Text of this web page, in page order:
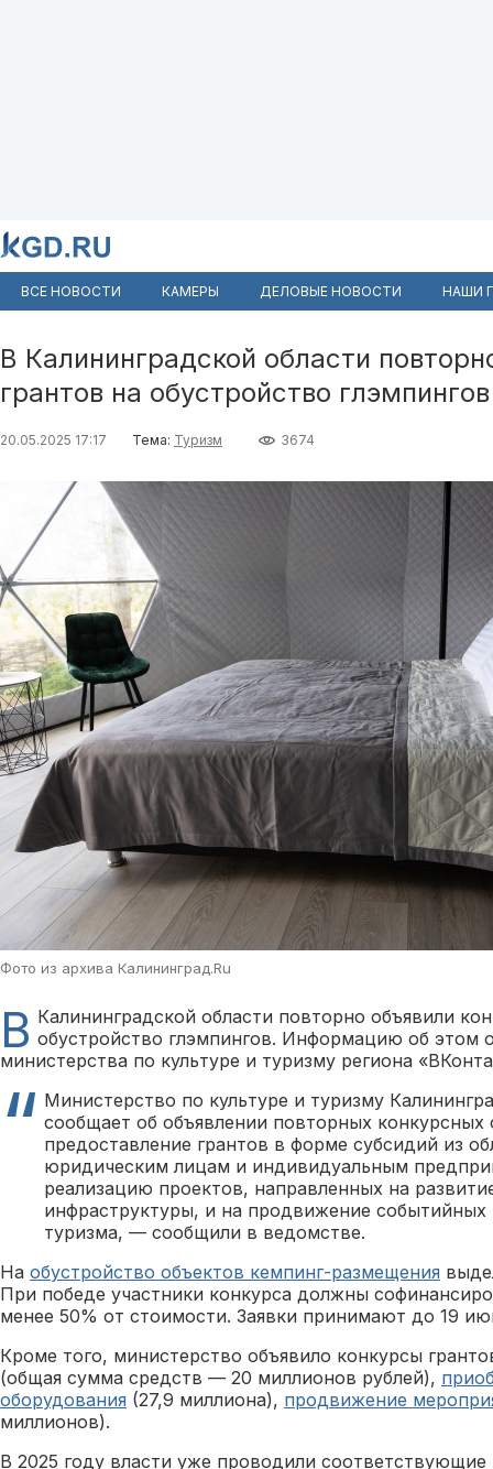
ВСЕ НОВОСТИ КАМЕРЫ ДЕЛОВЫЕ НОВОСТИ НАШИ
В Калининградской области
грантов на обустройство глэмпингов
20.05.2025 17:17 Тема: Туризм 3674
Фото из архива Калининград.Ru
В Калининградской области повторно объявили
обустройство глэмпингов. Информацию об этом
министерства по культуре и туризму региона
Министерство по культуре и туризму
сообщает об объявлении повторных конкурсных
предоставление грантов в форме субсидий из
юридическим лицам и индивидуальным
реализацию проектов, направленных на
инфраструктуры, и на продвижение
туризма, — сообщили в ведомстве.
На обустройство объектов кемпинг-размещения
При победе участники конкурса должны
менее 50% от стоимости. Заявки принимают до 19
Кроме того, министерство объявило конкурсы
(общая сумма средств — 20 миллионов рублей),
оборудования (27,9 миллиона), продвижение
миллионов).
В 2025 году власти уже проводили